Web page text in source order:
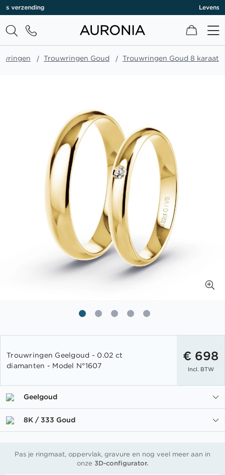
Trouwringen Goud Trouwringen Goud 8 karaat
het
begin
de
afbeeldingen-
Trouwringen Geelgoud - 0.02 ct
diamanten - Model N°1607
€ 698
Incl. BTW
Geelgoud
8K / 333 Goud
Pas je ringmaat, oppervlak, gravure en nog veel meer aan in
onze 3D-configurator.